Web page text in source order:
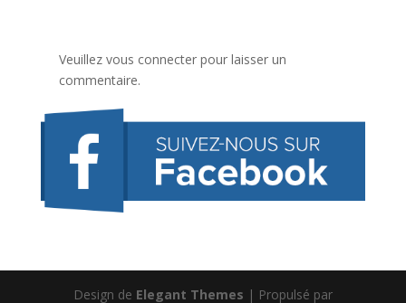
Veuillez vous connecter pour laisser un
commentaire.
Design de Elegant Themes | Propulsé par